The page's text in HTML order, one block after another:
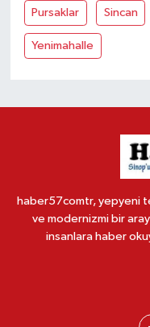
Pursaklar Sincan
Yenimahalle
haber57comtr, yepyeni
ve modernizmi bir
insanlara haber